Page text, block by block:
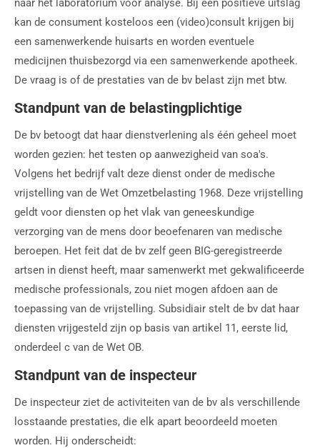
naar het laboratorium voor analyse. Bij een positieve uitslag
kan de consument kosteloos een (video)consult krijgen bij
een samenwerkende huisarts en worden eventuele
medicijnen thuisbezorgd via een samenwerkende apotheek.
De vraag is of de prestaties van de bv belast zijn met btw.
Standpunt van de belastingplichtige
De bv betoogt dat haar dienstverlening als één geheel moet
worden gezien: het testen op aanwezigheid van soa's.
Volgens het bedrijf valt deze dienst onder de medische
vrijstelling van de Wet Omzetbelasting 1968. Deze vrijstelling
geldt voor diensten op het vlak van geneeskundige
verzorging van de mens door beoefenaren van medische
beroepen. Het feit dat de bv zelf geen BIG-geregistreerde
artsen in dienst heeft, maar samenwerkt met gekwalificeerde
medische professionals, zou niet mogen afdoen aan de
toepassing van de vrijstelling. Subsidiair stelt de bv dat haar
diensten vrijgesteld zijn op basis van artikel 11, eerste lid,
onderdeel c van de Wet OB.
Standpunt van de inspecteur
De inspecteur ziet de activiteiten van de bv als verschillende
losstaande prestaties, die elk apart beoordeeld moeten
worden. Hij onderscheidt: